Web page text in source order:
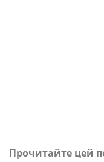
Прочитайте цей